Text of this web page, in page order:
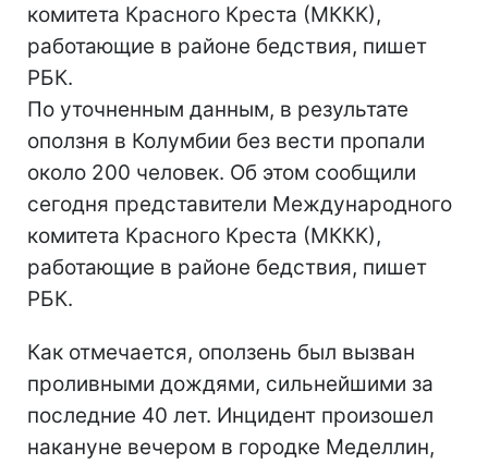
комитета Красного Креста (МККК),
работающие в районе бедствия, пишет
РБК.
По уточненным данным, в результате
оползня в Колумбии без вести пропали
около 200 человек. Об этом сообщили
сегодня представители Международного
комитета Красного Креста (МККК),
работающие в районе бедствия, пишет
РБК.
Как отмечается, оползень был вызван
проливными дождями, сильнейшими за
последние 40 лет. Инцидент произошел
накануне вечером в городке Меделлин,